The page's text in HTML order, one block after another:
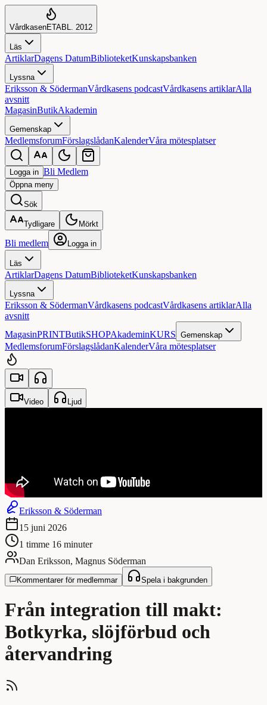
VårdkasenETABL. 2012
Läs
ArtiklarDagens DatumBiblioteketKunskapsbanken
Lyssna
Eriksson & SödermanVårdkasens podcastVårdkasens artiklarAlla
avsnitt
MagasinButikAkademin
Gemenskap
MedlemsforumFörslagslådanKalenderVåra mötesplatser
Logga in Bli Medlem
Öppnameny
Sök
Tydligare Mörkt
Bli medlem Logga in
Läs
ArtiklarDagens DatumBiblioteketKunskapsbanken
Lyssna
Eriksson & SödermanVårdkasens podcastVårdkasens artiklarAlla
avsnitt
MagasinPRINTButikSHOPAkademinKURS Gemenskap
MedlemsforumFörslagslådanKalenderVåra mötesplatser
Video Ljud
Eriksson & Söderman
15 juni 2026
1 timme 16 minuter
Dan Eriksson, Magnus Söderman
Kommentarer för medlemmar Spela i bakgrunden
Från integration till makt:
Botkyrka, slöjförbud och
återvandring